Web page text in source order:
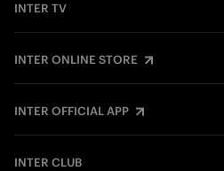
INTER TV
INTER ONLINE STORE
INTER OFFICIAL APP
INTER CLUB